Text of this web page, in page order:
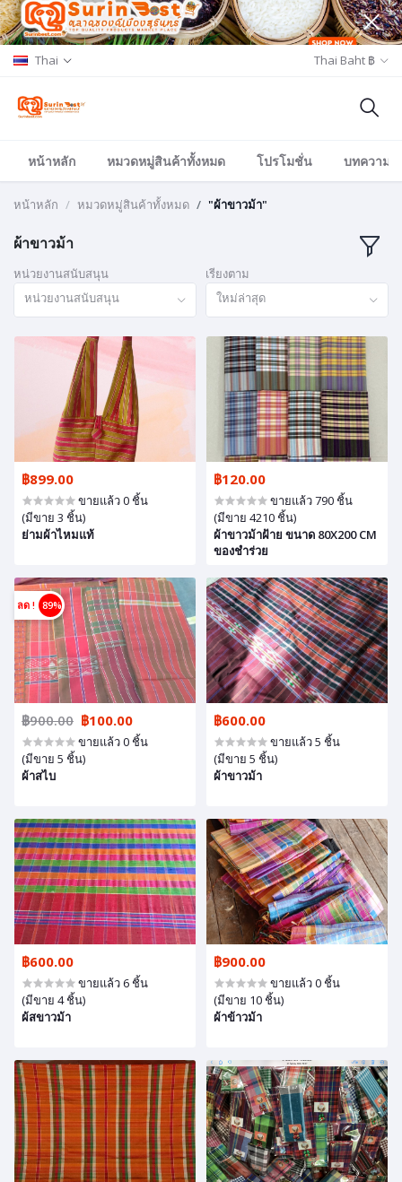
Thai Thai Baht ฿
หน้าหลัก หมวดหมู่สินค้าทั้งหมด โปรโมชั่น บทความ/
หน้าหลัก หมวดหมู่สินค้าทั้งหมด "ผ้าขาวม้า"
ผ้าขาวม้า
หน่วยงานสนับสนุน
หน่วยงานสนับสนุน
เรียงตาม
ใหม่ล่าสุด
฿899.00
ขายแล้ว 0 ชิ้น
(มีขาย 3 ชิ้น)
ย่ามผ้าไหมแท้
฿120.00
ขายแล้ว 790 ชิ้น
(มีขาย 4210 ชิ้น)
ผ้าขาวม้าฝ้าย ขนาด 80X200 CM
ของชำร่วย
ลด ! 89%
฿900.00 ฿100.00
ขายแล้ว 0 ชิ้น
(มีขาย 5 ชิ้น)
ผ้าสไบ
฿600.00
ขายแล้ว 5 ชิ้น
(มีขาย 5 ชิ้น)
ผ้าขาวม้า
฿600.00
ขายแล้ว 6 ชิ้น
(มีขาย 4 ชิ้น)
ผ้สขาวม้า
฿900.00
ขายแล้ว 0 ชิ้น
(มีขาย 10 ชิ้น)
ผ้าข้าวม้า